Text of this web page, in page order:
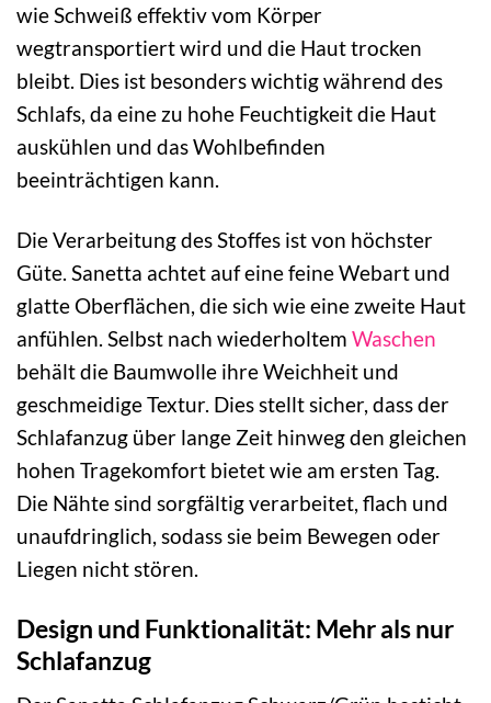
wie Schweiß effektiv vom Körper
wegtransportiert wird und die Haut trocken
bleibt. Dies ist besonders wichtig während des
Schlafs, da eine zu hohe Feuchtigkeit die Haut
auskühlen und das Wohlbefinden
beeinträchtigen kann.
Die Verarbeitung des Stoffes ist von höchster
Güte. Sanetta achtet auf eine feine Webart und
glatte Oberflächen, die sich wie eine zweite Haut
anfühlen. Selbst nach wiederholtem Waschen
behält die Baumwolle ihre Weichheit und
geschmeidige Textur. Dies stellt sicher, dass der
Schlafanzug über lange Zeit hinweg den gleichen
hohen Tragekomfort bietet wie am ersten Tag.
Die Nähte sind sorgfältig verarbeitet, flach und
unaufdringlich, sodass sie beim Bewegen oder
Liegen nicht stören.
Design und Funktionalität: Mehr als nur
Schlafanzug